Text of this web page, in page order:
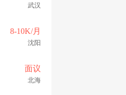
武汉
8-10K/月
沈阳
面议
北海